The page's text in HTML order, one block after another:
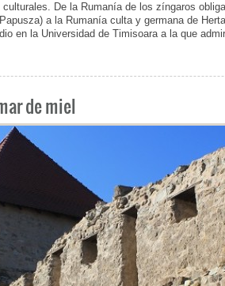
De la Rumanía de los zíngaros
a la Rumanía culta y germana de
en la Universidad de Timisoara a la que
de miel